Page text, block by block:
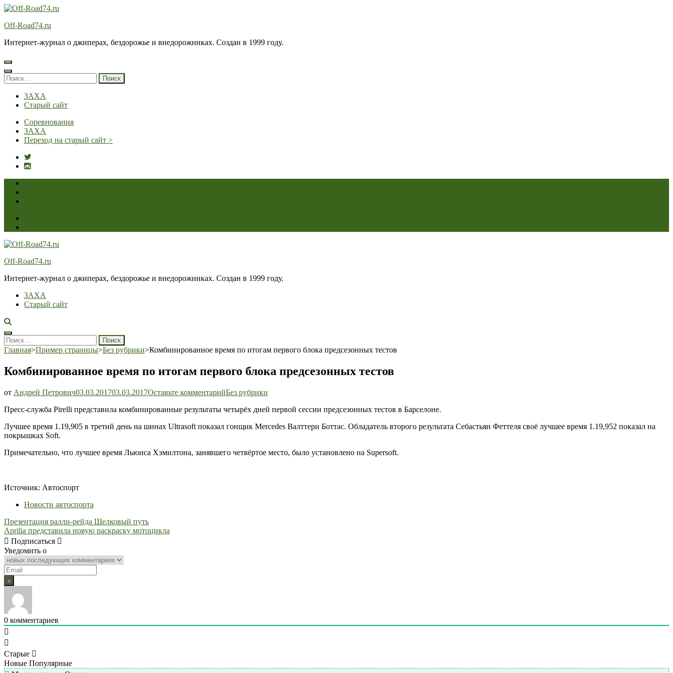
Перейти
содержимому
Enter)
Off-Road74.ru
Интернет-журнал о джиперах, бездорожье и внедорожниках. Создан в 1999 году.
Найти:
ЗАХА
Старый сайт
Соревнования
ЗАХА
Переход на старый сайт >
Off-Road74.ru
Интернет-журнал о джиперах, бездорожье и внедорожниках. Создан в 1999 году.
ЗАХА
Старый сайт
Найти:
Главная>Пример страницы>Без рубрики>Комбинированное время по итогам первого блока предсезонных тестов
Комбинированное время по итогам первого блока предсезонных тестов
от Андрей Петрович03.03.201703.03.2017Оставьте комментарийКомбинированное
по
первого
тестов
Без рубрики
Пресс-служба Pirelli представила комбинированные результаты четырёх дней первой сессии предсезонных тестов в Барселоне.
Лучшее время 1.19,905 в третий день на шинах Ultrasoft показал гонщик Mercedes Валттери Боттас. Обладатель второго результата Себастьян Феттеля своё лучшее время 1.19,952 показал на
покрышках Soft.
Примечательно, что лучшее время Льюиса Хэмилтона, занявшего четвёртое место, было установлено на Supersoft.
Источник: Автоспорт
Новости автоспорта
Навигация
по
записям
Презентация ралли-рейда Шелковый путь
Aprilia представила новую раскраску мотоцикла
Подписаться
Уведомить о
0 комментариев
Старые
Новые Популярные